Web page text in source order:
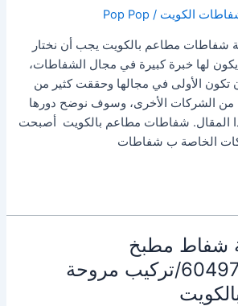
الكويت /
Pop Pop
شفاطات مطاعم بالكويت يجب أن نختار
لها خبرة كبيرة في مجال الشفاطات،
تكون الأولى في مجالها وحققت كثير من
من الشركات الأخرى، وسوف نوضح دورها
المقال. شفاطات مطاعم بالكويت أصبحت
الخاصة ب شفاطات
شفاط مطبخ
بالكويت/60497772/تركيب مروحة